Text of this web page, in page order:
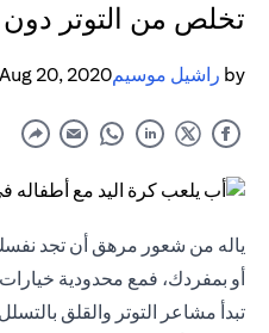
تخلص من التوتر دون
by راشيل موسيمAug 20, 2020
ياله من شعور مرهق أن تجد
أو بمفردك، فمع محدودية
تبدأ مشاعر التوتر والقلق